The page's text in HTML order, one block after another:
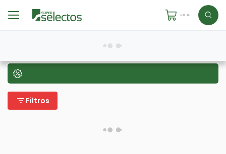
filter_list Filtros